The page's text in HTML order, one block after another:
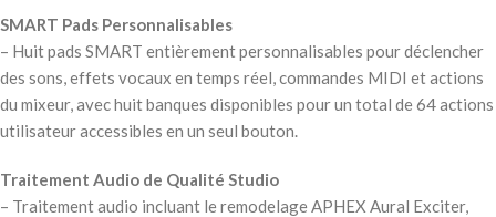
SMART Pads Personnalisables
– Huit pads SMART entièrement personnalisables pour déclencher
des sons, effets vocaux en temps réel, commandes MIDI et actions
du mixeur, avec huit banques disponibles pour un total de 64 actions
utilisateur accessibles en un seul bouton.
Traitement Audio de Qualité Studio
– Traitement audio incluant le remodelage APHEX Aural Exciter,